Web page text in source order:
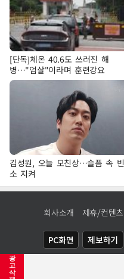
광
고
삭
[단독]체온 40.6도 쓰러진 해
병…"엄살"이라며 훈련강요
김성원, 오늘 모친상…슬픔 속 빈
소 지켜
회사소개 제휴/컨텐
PC화면 제보하기